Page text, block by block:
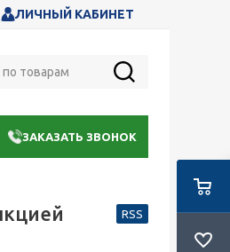
ЛИЧНЫЙ КАБИНЕТ
ЗАКАЗАТЬ ЗВОНОК
RSS